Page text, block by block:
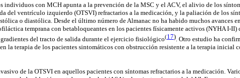
individuos con MCH apunta a la prevención de la MSC y el ACV, el alivio de los
del ventrículo izquierdo (OTSVI) refractarios a la medicación, y la paliación de los
o diastólica. Desde el último número de Almanac no ha habido muchos avances
temprana con betabloqueantes en los pacientes físicamente activos (NYHA I-II)
del tracto de salida durante el ejercicio fisiológico(17). Otro estudio ha
en la terapia de los pacientes sintomáticos con obstrucción resistente a la terapia inicial
de la OTSVI en aquellos pacientes con síntomas refractarios a la medicación.